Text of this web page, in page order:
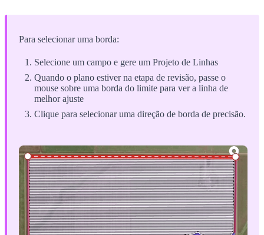
Para selecionar uma borda:
Selecione um campo e gere um Projeto de Linhas
Quando o plano estiver na etapa de revisão, passe o
mouse sobre uma borda do limite para ver a linha de
melhor ajuste
Clique para selecionar uma direção de borda de precisão.